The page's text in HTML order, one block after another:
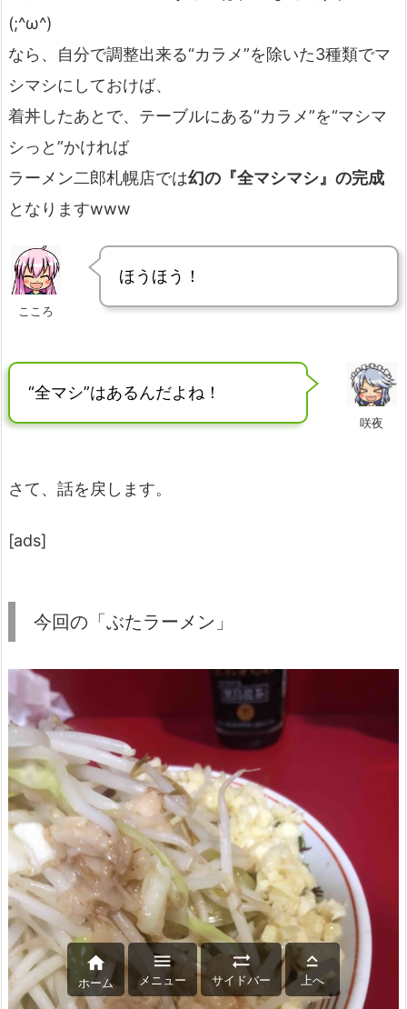
(;^ω^)
なら、自分で調整出来る“カラメ”を除いた3種類でマ
シマシにしておけば、
着丼したあとで、テーブルにある“カラメ”を“マシマ
シっと”かければ
ラーメン二郎札幌店では幻の『全マシマシ』の完成
となりますwww
こころ
ほうほう！
咲夜
“全マシ”はあるんだよね！
さて、話を戻します。
[ads]
今回の「ぶたラーメン」

ホーム

メニュー

サイドバー

上へ